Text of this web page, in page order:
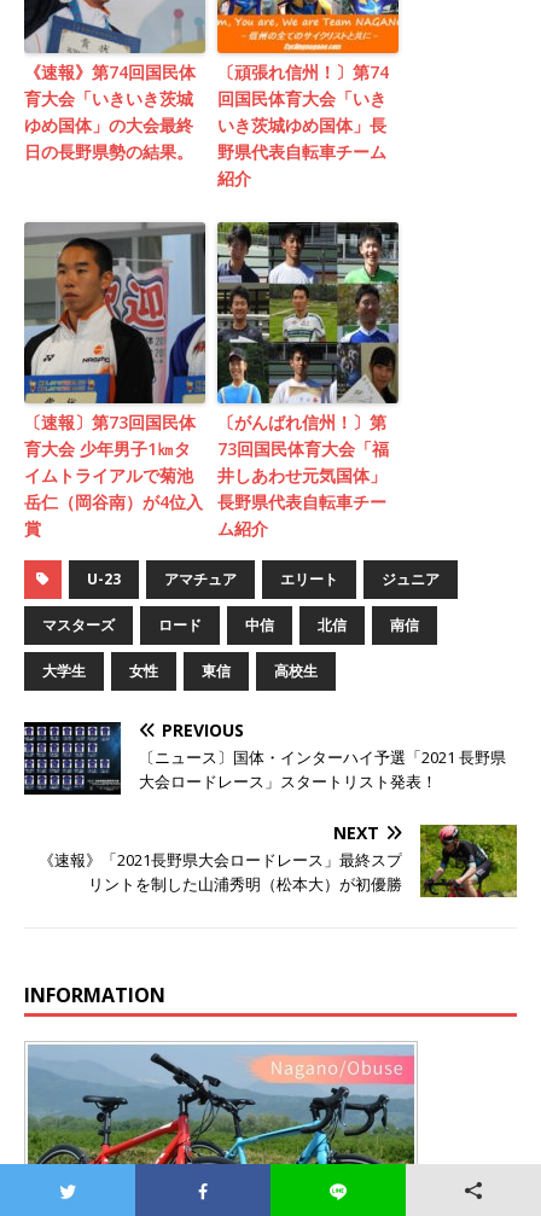
《速報》第74回国民体
育大会「いきいき茨城
ゆめ国体」の大会最終
日の長野県勢の結果。
〔頑張れ信州！〕第74
回国民体育大会「いき
いき茨城ゆめ国体」長
野県代表自転車チーム
紹介
〔速報〕第73回国民体
育大会 少年男子1㎞タ
イムトライアルで菊池
岳仁（岡谷南）が4位入
賞
〔がんばれ信州！〕第
73回国民体育大会「福
井しあわせ元気国体」
長野県代表自転車チー
ム紹介
U-23 アマチュア エリート ジュニア
マスターズ ロード 中信 北信 南信
大学生 女性 東信 高校生
PREVIOUS
〔ニュース〕国体・インターハイ予選「2021 長野県
大会ロードレース」スタートリスト発表！
NEXT
《速報》「2021長野県大会ロードレース」最終スプ
リントを制した山浦秀明（松本大）が初優勝
INFORMATION